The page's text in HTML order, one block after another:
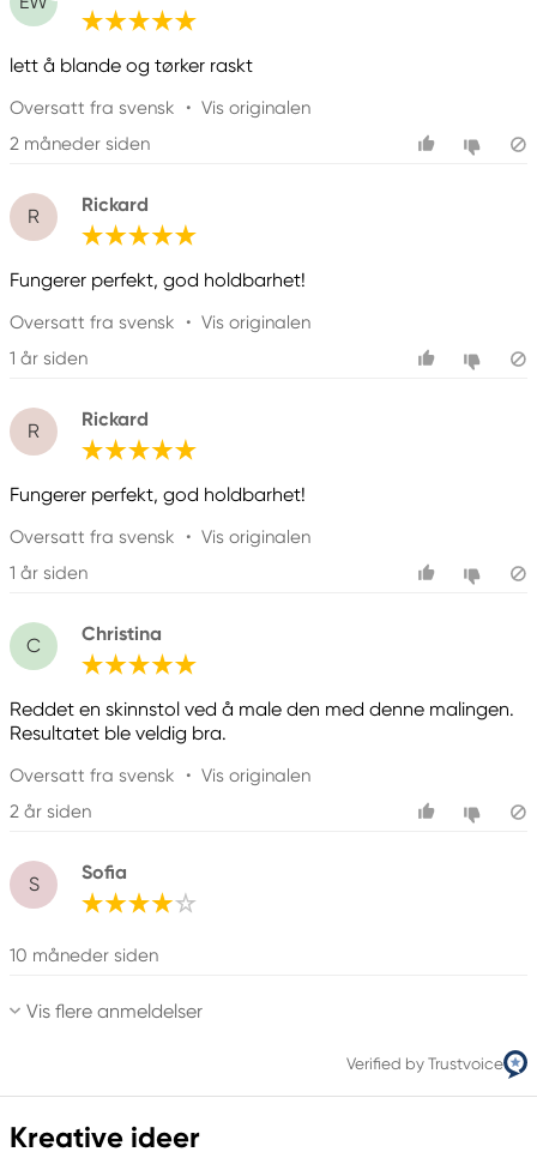
info@pebeo.com
33 (0)4 42 32 08 08
lett å blande og tørker raskt
Oversatt fra svensk • Vis originalen
2 måneder siden
R
Rickard
Fungerer perfekt, god holdbarhet!
Oversatt fra svensk • Vis originalen
1 år siden
R
Rickard
Fungerer perfekt, god holdbarhet!
Oversatt fra svensk • Vis originalen
1 år siden
C
Christina
Reddet en skinnstol ved å male den med denne malingen.
Resultatet ble veldig bra.
Oversatt fra svensk • Vis originalen
2 år siden
S
Sofia
10 måneder siden
Vis flere anmeldelser
Verified by Trustvoice
Kreative ideer